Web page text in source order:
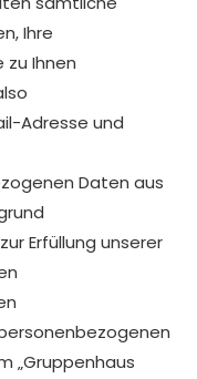
Ihre
Ihnen
Adresse und
Daten aus
Erfüllung unserer
„Gruppenhaus